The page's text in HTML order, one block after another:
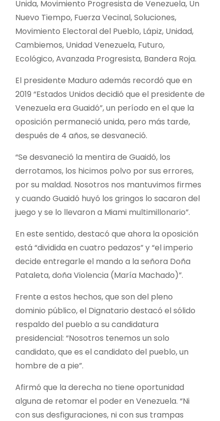
Unida, Movimiento Progresista de Venezuela, Un
Nuevo Tiempo, Fuerza Vecinal, Soluciones,
Movimiento Electoral del Pueblo, Lápiz, Unidad,
Cambiemos, Unidad Venezuela, Futuro,
Ecológico, Avanzada Progresista, Bandera Roja.
El presidente Maduro además recordó que en
2019 “Estados Unidos decidió que el presidente de
Venezuela era Guaidó”, un período en el que la
oposición permaneció unida, pero más tarde,
después de 4 años, se desvaneció.
“Se desvaneció la mentira de Guaidó, los
derrotamos, los hicimos polvo por sus errores,
por su maldad. Nosotros nos mantuvimos firmes
y cuando Guaidó huyó los gringos lo sacaron del
juego y se lo llevaron a Miami multimillonario”.
En este sentido, destacó que ahora la oposición
está “dividida en cuatro pedazos” y “el imperio
decide entregarle el mando a la señora Doña
Pataleta, doña Violencia (María Machado)”.
Frente a estos hechos, que son del pleno
dominio público, el Dignatario destacó el sólido
respaldo del pueblo a su candidatura
presidencial: “Nosotros tenemos un solo
candidato, que es el candidato del pueblo, un
hombre de a pie”.
Afirmó que la derecha no tiene oportunidad
alguna de retomar el poder en Venezuela. “Ni
con sus desfiguraciones, ni con sus trampas